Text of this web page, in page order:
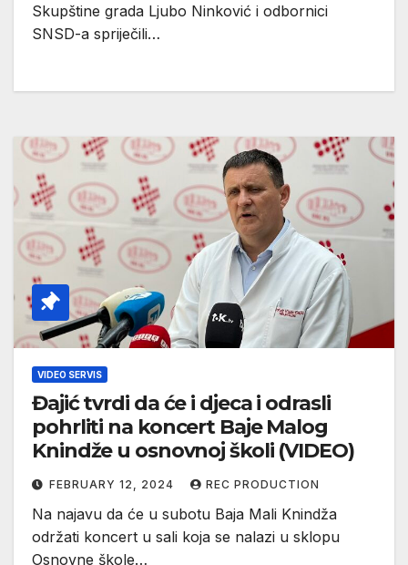
Skupštine grada Ljubo Ninković i odbornici
SNSD-a spriječili…
VIDEO SERVIS
Đajić tvrdi da će i djeca i odrasli
pohrliti na koncert Baje Malog
Knindže u osnovnoj školi (VIDEO)
FEBRUARY 12, 2024 REC PRODUCTION
Na najavu da će u subotu Baja Mali Knindža
održati koncert u sali koja se nalazi u sklopu
Osnovne škole…